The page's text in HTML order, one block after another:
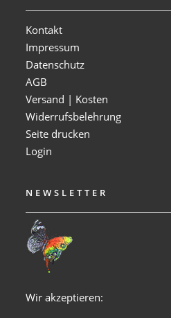
Kontakt
Impressum
Datenschutz
AGB
Versand | Kosten
Widerrufsbelehrung
Seite drucken
Login
NEWSLETTER
Wir akzeptieren: